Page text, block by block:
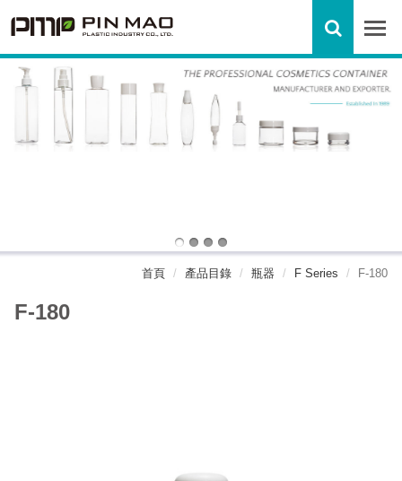
首頁 產品目錄 瓶器 F Series F-180
F-180